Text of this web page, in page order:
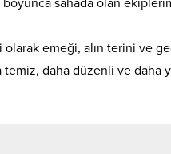
olarak emeği, alın terini ve
daha düzenli ve daha